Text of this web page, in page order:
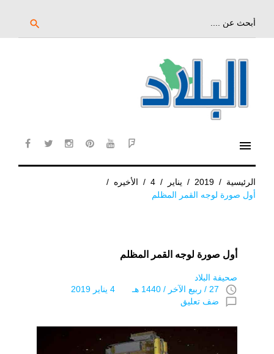
search
menu
الرئيسية /
2019
/ يناير /
4
/ الأخيره /
أول صورة لوجه القمر المظلم
أول صورة لوجه القمر المظلم
صحيفة البلاد
access_time 27 / ربيع الآخر / 1440 هـ 4 يناير 2019
chat_bubble_outline ضف تعليق